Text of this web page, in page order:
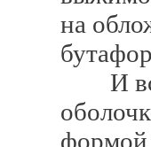
на
И все
формой